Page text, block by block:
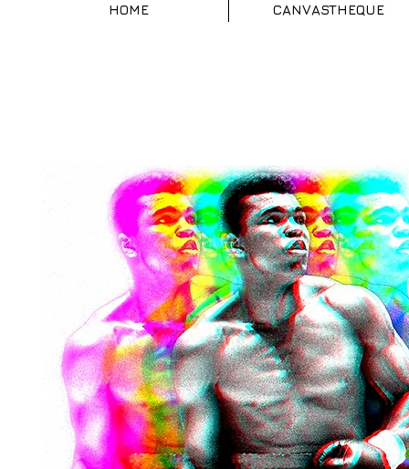
HOME CANVASTHEQUE